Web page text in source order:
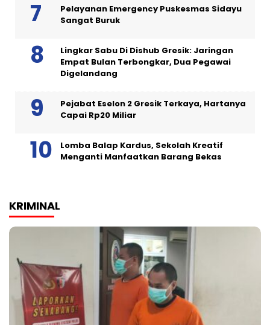
Pelayanan Emergency Puskesmas Sidayu
Sangat Buruk
Lingkar Sabu Di Dishub Gresik: Jaringan
Empat Bulan Terbongkar, Dua Pegawai
Digelandang
Pejabat Eselon 2 Gresik Terkaya, Hartanya
Capai Rp20 Miliar
Lomba Balap Kardus, Sekolah Kreatif
Menganti Manfaatkan Barang Bekas
KRIMINAL